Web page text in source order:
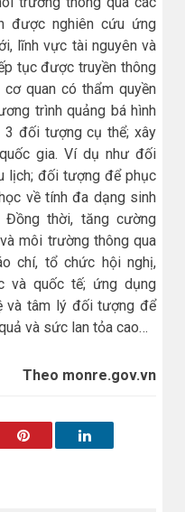
được nghiên cứu ứng
lĩnh vực tài nguyên và
tục được truyền thông
quan có thẩm quyền
trình quảng bá hình
3 đối tượng cụ thể; xây
gia. Ví dụ như đối
lịch; đối tượng để phục
về tính đa dạng sinh
Đồng thời, tăng cường
môi trường thông qua
chí, tổ chức hội nghị,
và quốc tế; ứng dụng
và tâm lý đối tượng để
và sức lan tỏa cao…
Theo monre.gov.vn
Pinterest LinkedIn